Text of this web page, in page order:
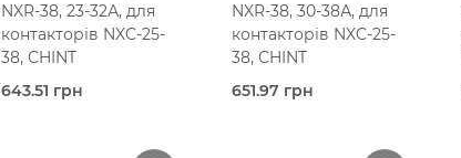
NXR-38, 23-32А, для
контакторів NXC-25-
38, CHINT
643.51 грн
NXR-38, 30-38А, для
контакторів NXC-25-
38, CHINT
651.97 грн